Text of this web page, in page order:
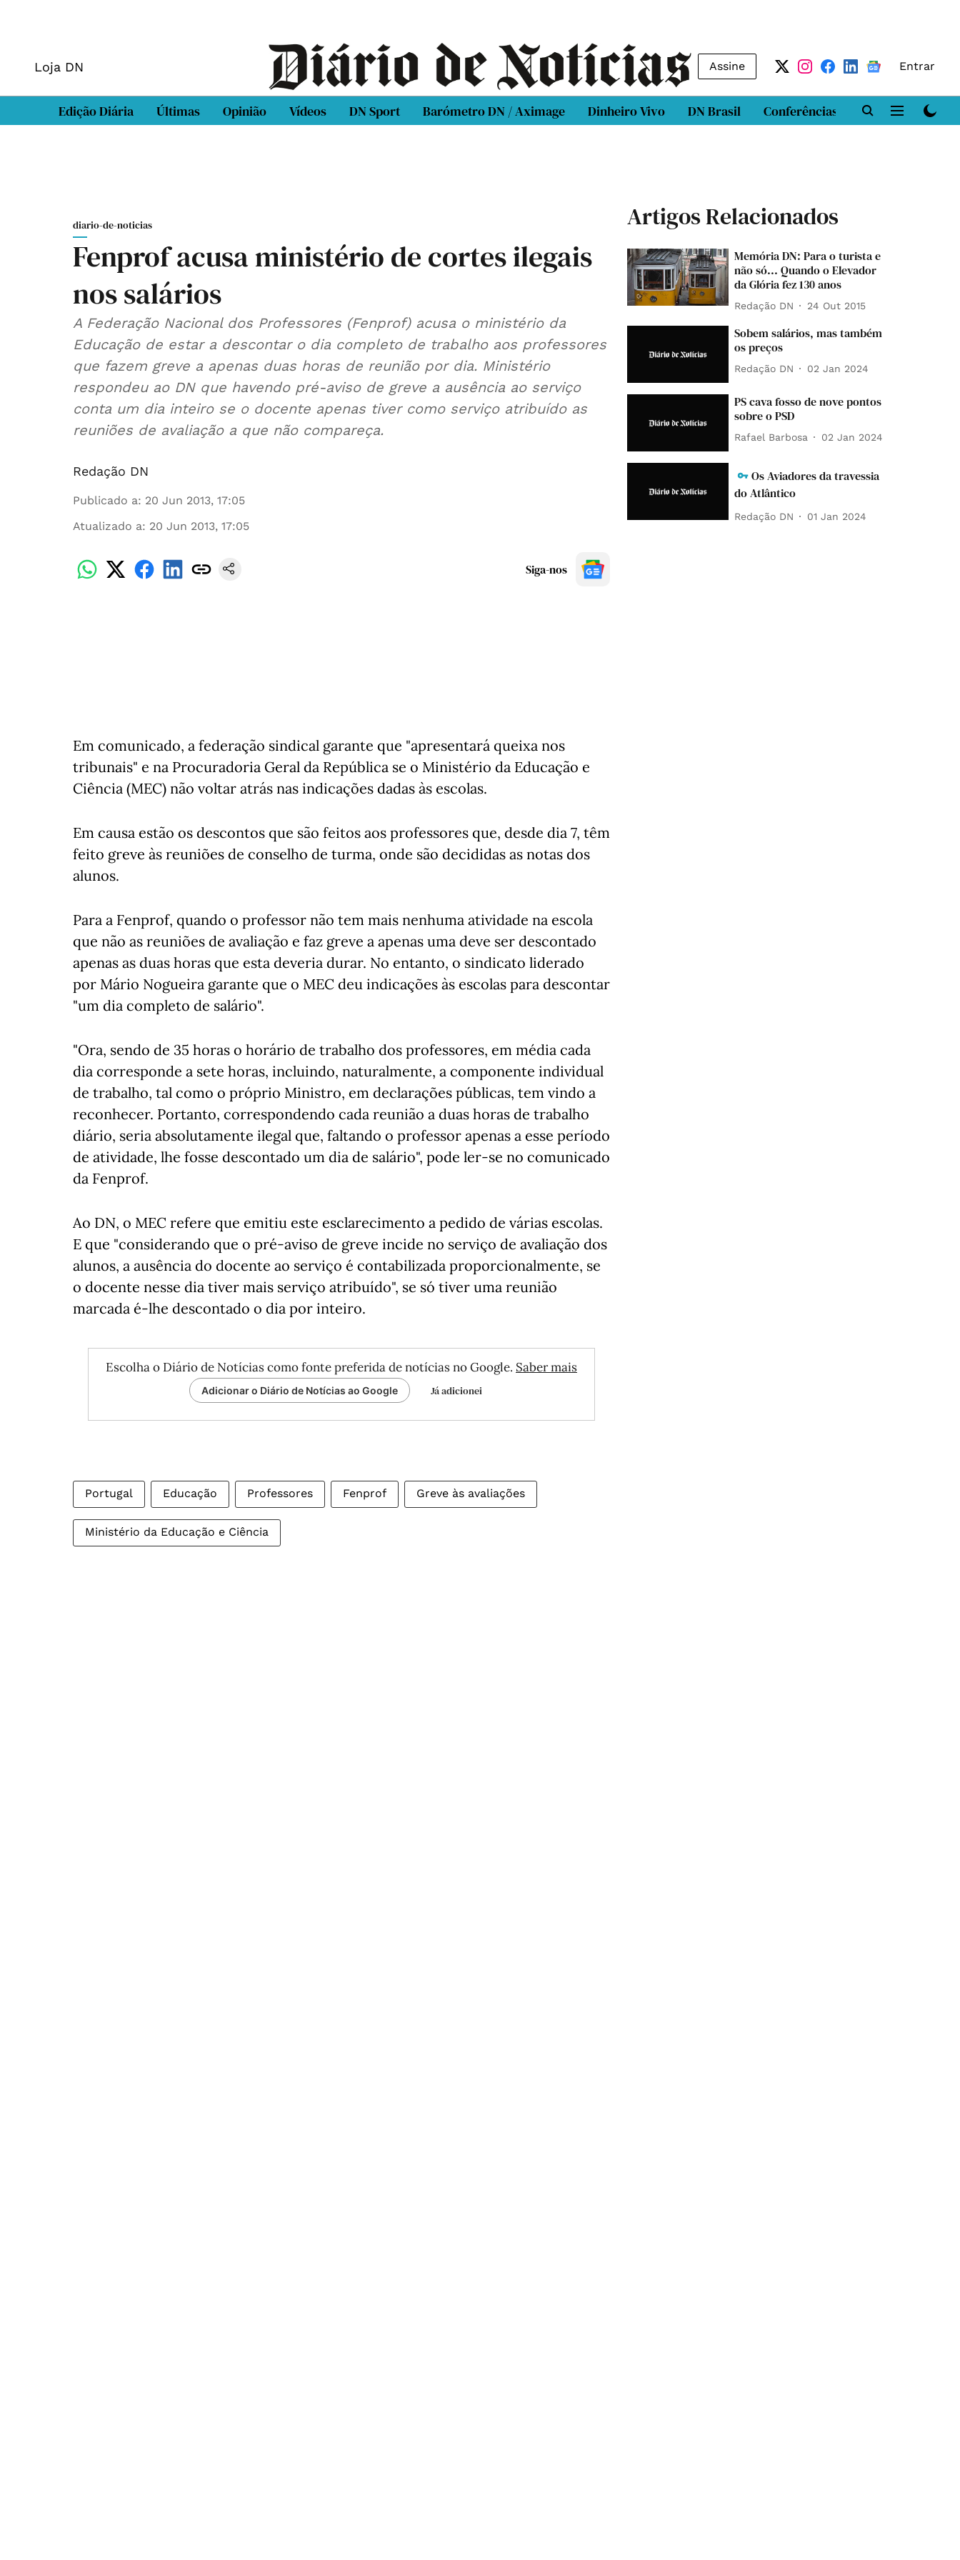
Loja DN Assine Entrar
Edição Diária Últimas Opinião Vídeos DN Sport Barómetro DN / Aximage Dinheiro Vivo DN Brasil Conferências DN LAB
diario-de-noticias
Fenprof acusa ministério de cortes ilegais
nos salários
A Federação Nacional dos Professores (Fenprof) acusa o ministério da
Educação de estar a descontar o dia completo de trabalho aos professores
que fazem greve a apenas duas horas de reunião por dia. Ministério
respondeu ao DN que havendo pré-aviso de greve a ausência ao serviço
conta um dia inteiro se o docente apenas tiver como serviço atribuído as
reuniões de avaliação a que não compareça.
Redação DN
Publicado a: 20 Jun 2013, 17:05
Atualizado a: 20 Jun 2013, 17:05
Siga-nos
Em comunicado, a federação sindical garante que "apresentará queixa nos
tribunais" e na Procuradoria Geral da República se o Ministério da Educação e
Ciência (MEC) não voltar atrás nas indicações dadas às escolas.
Em causa estão os descontos que são feitos aos professores que, desde dia 7, têm
feito greve às reuniões de conselho de turma, onde são decididas as notas dos
alunos.
Para a Fenprof, quando o professor não tem mais nenhuma atividade na escola
que não as reuniões de avaliação e faz greve a apenas uma deve ser descontado
apenas as duas horas que esta deveria durar. No entanto, o sindicato liderado
por Mário Nogueira garante que o MEC deu indicações às escolas para descontar
"um dia completo de salário".
"Ora, sendo de 35 horas o horário de trabalho dos professores, em média cada
dia corresponde a sete horas, incluindo, naturalmente, a componente individual
de trabalho, tal como o próprio Ministro, em declarações públicas, tem vindo a
reconhecer. Portanto, correspondendo cada reunião a duas horas de trabalho
diário, seria absolutamente ilegal que, faltando o professor apenas a esse período
de atividade, lhe fosse descontado um dia de salário", pode ler-se no comunicado
da Fenprof.
Ao DN, o MEC refere que emitiu este esclarecimento a pedido de várias escolas.
E que "considerando que o pré-aviso de greve incide no serviço de avaliação dos
alunos, a ausência do docente ao serviço é contabilizada proporcionalmente, se
o docente nesse dia tiver mais serviço atribuído", se só tiver uma reunião
marcada é-lhe descontado o dia por inteiro.
Escolha o Diário de Notícias como fonte preferida de notícias no Google. Saber mais
Adicionar o Diário de Notícias ao Google Já adicionei
Portugal Educação Professores Fenprof Greve às avaliações
Ministério da Educação e Ciência
Artigos Relacionados
Memória DN: Para o turista e
não só... Quando o Elevador
da Glória fez 130 anos
Redação DN 24 Out 2015
Sobem salários, mas também
os preços
Redação DN 02 Jan 2024
PS cava fosso de nove pontos
sobre o PSD
Rafael Barbosa 02 Jan 2024
Os Aviadores da travessia
do Atlântico
Redação DN 01 Jan 2024